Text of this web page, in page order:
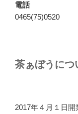
電話
0465(75)0520
茶ぁぼうにつ
2017年４月１日